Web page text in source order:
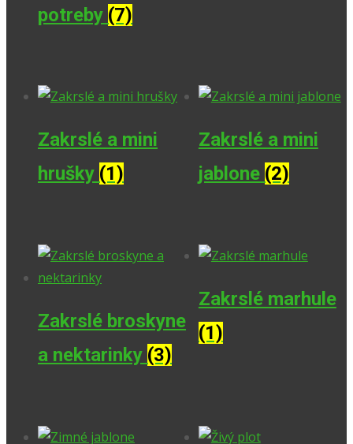
potreby (7)
Zakrslé a mini
hrušky (1)
Zakrslé a mini
jablone (2)
Zakrslé broskyne
a nektarinky (3)
Zakrslé marhule
(1)